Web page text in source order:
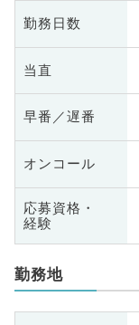
勤務日数
当直
早番／遅番
オンコール
応募資格・
経験
勤務地